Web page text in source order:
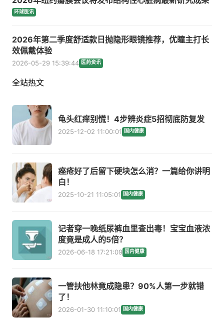
环球医讯
2026年第二季度舒适款日抛隐形眼镜推荐，优瞳主打长
效佩戴体验
2026-05-29 15:39:44 医药资讯
全站热文
龟头红痒别慌！4步辨炎症5招彻底防复发
2025-12-02 11:00:01 国内健康
痤疮好了后留下硬块怎么消？一篇给你讲明
白！
2025-10-21 11:05:01 国内健康
记者穿一晚纸尿裤血里查出毒！宝宝血液浓
度竟是成人的5倍？
2026-06-18 17:21:09 国内健康
一管扶他林竟成隐患？90%人第一步就错
了！
2026-01-30 11:10:01 国内健康